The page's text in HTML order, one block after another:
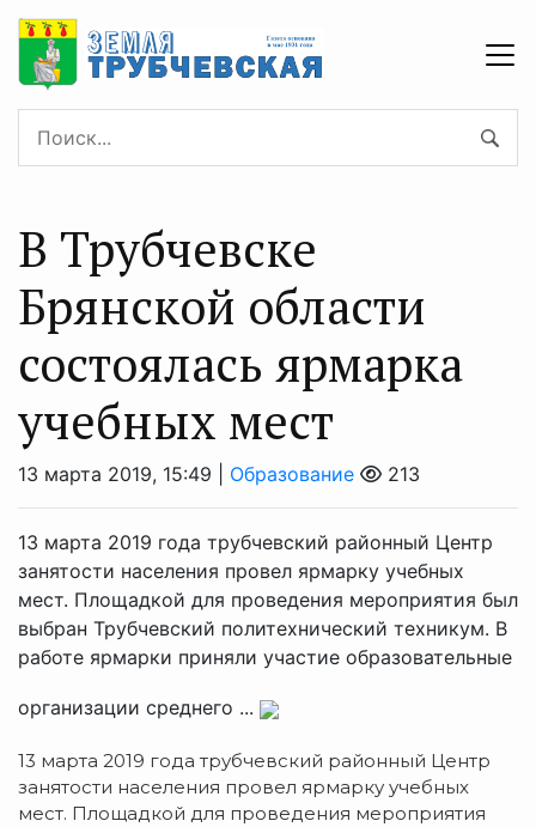
В Трубчевске
Брянской области
состоялась ярмарка
учебных мест
13 марта 2019, 15:49 | Образование 213
13 марта 2019 года трубчевский районный Центр
занятости населения провел ярмарку учебных
мест. Площадкой для проведения мероприятия был
выбран Трубчевский политехнический техникум. В
работе ярмарки приняли участие образовательные
организации среднего ...
13 марта 2019 года трубчевский районный Центр
занятости населения провел ярмарку учебных
мест. Площадкой для проведения мероприятия